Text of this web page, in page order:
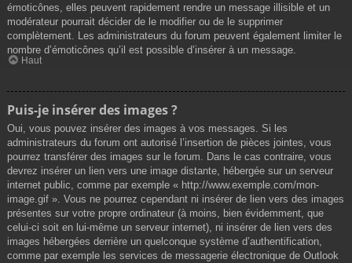
émoticônes, elles peuvent rapidement rendre un message illisible et un
modérateur pourrait décider de le modifier ou de le supprimer
complètement. Les administrateurs du forum peuvent également limiter le
nombre d’émoticônes qu’il est possible d’insérer à un message.
Haut
Puis-je insérer des images ?
Oui, vous pouvez insérer des images à vos messages. Si les
administrateurs du forum ont autorisé l’insertion de pièces jointes, vous
pourrez transférer des images sur le forum. Dans le cas contraire, vous
devrez insérer un lien vers une image distante, hébergée sur un serveur
internet public, comme par exemple « http://www.exemple.com/mon-
image.gif ». Vous ne pourrez cependant ni insérer de lien vers des images
présentes sur votre propre ordinateur (à moins, bien évidemment, que
celui-ci soit en lui-même un serveur internet), ni insérer de lien vers des
images hébergées derrière un quelconque système d’authentification,
comme par exemple les services de messagerie électronique de Outlook